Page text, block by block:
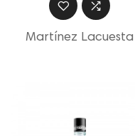
Martínez Lacuesta